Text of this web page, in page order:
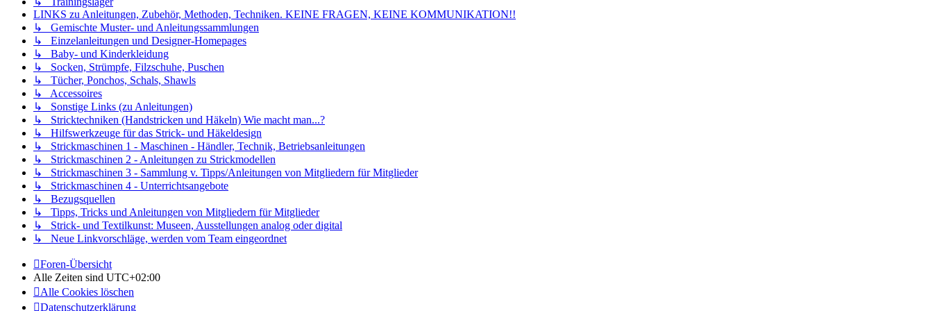
LINKS zu Anleitungen, Zubehör, Methoden, Techniken. KEINE FRAGEN, KEINE KOMMUNIKATION!!
↳ Gemischte Muster- und Anleitungssammlungen
↳ Einzelanleitungen und Designer-Homepages
↳ Baby- und Kinderkleidung
↳ Socken, Strümpfe, Filzschuhe, Puschen
↳ Tücher, Ponchos, Schals, Shawls
↳ Accessoires
↳ Sonstige Links (zu Anleitungen)
↳ Stricktechniken (Handstricken und Häkeln) Wie macht man...?
↳ Hilfswerkzeuge für das Strick- und Häkeldesign
↳ Strickmaschinen 1 - Maschinen - Händler, Technik, Betriebsanleitungen
↳ Strickmaschinen 2 - Anleitungen zu Strickmodellen
↳ Strickmaschinen 3 - Sammlung v. Tipps/Anleitungen von Mitgliedern für Mitglieder
↳ Strickmaschinen 4 - Unterrichtsangebote
↳ Bezugsquellen
↳ Tipps, Tricks und Anleitungen von Mitgliedern für Mitglieder
↳ Strick- und Textilkunst: Museen, Ausstellungen analog oder digital
↳ Neue Linkvorschläge, werden vom Team eingeordnet
Foren-Übersicht
Alle Zeiten sind UTC+02:00
Alle Cookies löschen
Datenschutzerklärung